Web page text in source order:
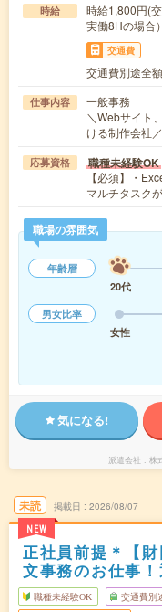
時給
時給1,800円(
実働8Hの場合）
交通費
交通費別途全
仕事内容
一般事務
＼Webサイト
ける制作会社
応募資格 職種未経験OK
【必須】・
マルチタスク
職場の雰囲気
年齢層
20代
男女比率
女性
気になる!
派遣会社 株
未読
NEW
掲載日 2026/08/07
正社員前提＊【
文事務のお仕事！
職種未経験OK 交通費別